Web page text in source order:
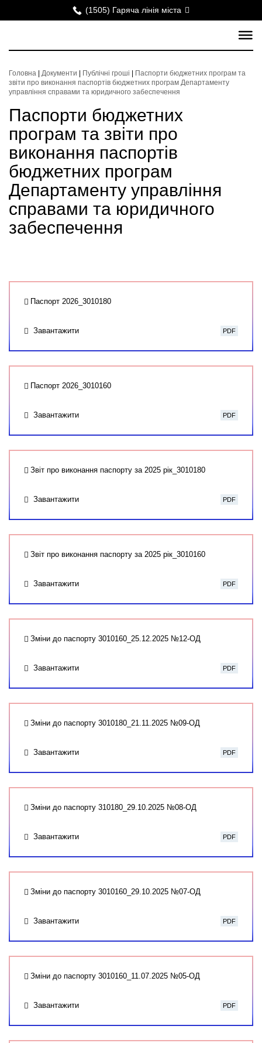
(1505) Гаряча лінія міста
Головна Документи Публічні гроші
Паспорти бюджетних програм та
звіти про виконання паспортів бюджетних програм Департаменту
управління справами та юридичного забеспечення
Паспорти бюджетних
програм та звіти про
виконання паспортів
бюджетних програм
Департаменту управління
справами та юридичного
забеспечення
Паспорт 2026_3010180
Завантажити PDF
Паспорт 2026_3010160
Завантажити PDF
Звіт про виконання паспорту за 2025 рік_3010180
Завантажити PDF
Звіт про виконання паспорту за 2025 рік_3010160
Завантажити PDF
Зміни до паспорту 3010160_25.12.2025 №12-ОД
Завантажити PDF
Зміни до паспорту 3010180_21.11.2025 №09-ОД
Завантажити PDF
Зміни до паспорту 310180_29.10.2025 №08-ОД
Завантажити PDF
Зміни до паспорту 3010160_29.10.2025 №07-ОД
Завантажити PDF
Зміни до паспорту 3010160_11.07.2025 №05-ОД
Завантажити PDF